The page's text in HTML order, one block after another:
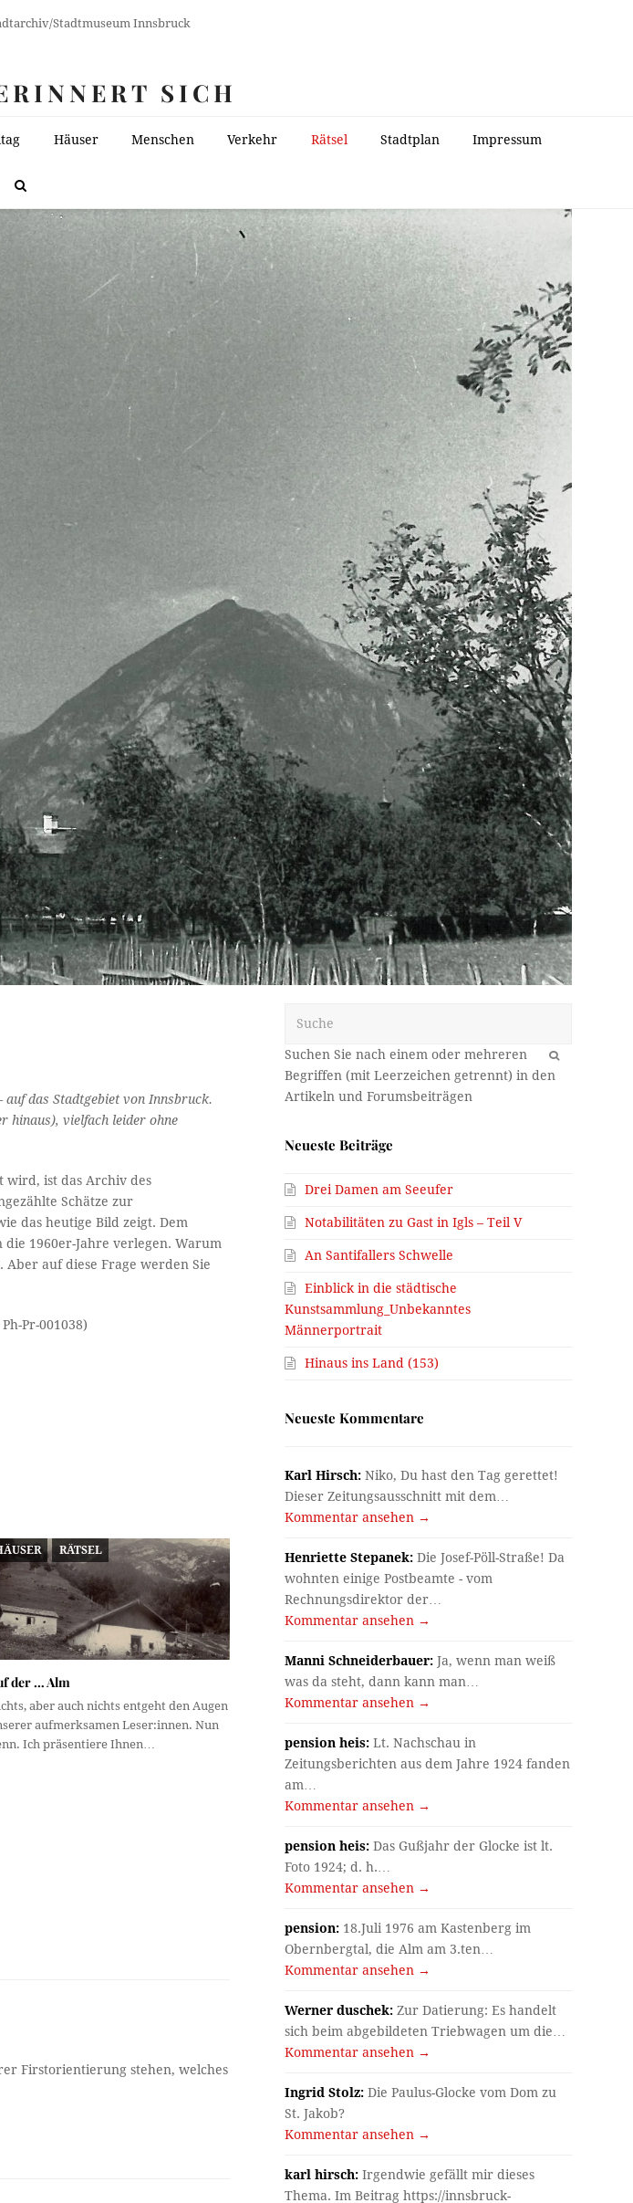
Stadtmuseum Innsbruck
SICH
Häuser Menschen Verkehr Rätsel Stadtplan Impressum
das Stadtgebiet von Innsbruck.
hinaus), vielfach leider ohne
wird, ist das Archiv des
Schätze zur
das heutige Bild zeigt. Dem
1960er-Jahre verlegen. Warum
auf diese Frage werden Sie
Pr-001038)
RÄTSEL
der … Alm
aber auch nichts entgeht den Augen
aufmerksamen Leser:innen. Nun
Ich präsentiere Ihnen…
Firstorientierung stehen, welches
OK
Neueste Beiträge
Drei Damen am Seeufer
Notabilitäten zu Gast in Igls – Teil V
An Santifallers Schwelle
Einblick in die städtische
Kunstsammlung_Unbekanntes
Männerportrait
Hinaus ins Land (153)
Neueste Kommentare
Karl Hirsch: Niko, Du hast den Tag gerettet!
Dieser Zeitungsausschnitt mit dem…
Kommentar ansehen →
Henriette Stepanek: Die Josef-Pöll-Straße! Da
wohnten einige Postbeamte - vom
Rechnungsdirektor der…
Kommentar ansehen →
Manni Schneiderbauer: Ja, wenn man weiß
was da steht, dann kann man…
Kommentar ansehen →
pension heis: Lt. Nachschau in
Zeitungsberichten aus dem Jahre 1924 fanden
am…
Kommentar ansehen →
pension heis: Das Gußjahr der Glocke ist lt.
Foto 1924; d. h.…
Kommentar ansehen →
pension: 18.Juli 1976 am Kastenberg im
Obernbergtal, die Alm am 3.ten…
Kommentar ansehen →
Werner duschek: Zur Datierung: Es handelt
sich beim abgebildeten Triebwagen um die…
Kommentar ansehen →
Ingrid Stolz: Die Paulus-Glocke vom Dom zu
St. Jakob?
Kommentar ansehen →
karl hirsch: Irgendwie gefällt mir dieses
Thema. Im Beitrag https://innsbruck-